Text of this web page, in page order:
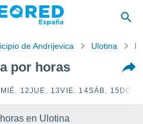
de Andrijevica Ulotina
por horas
MIÉ. 12JUE. 13VIE. 14SÁB. 15
en Ulotina